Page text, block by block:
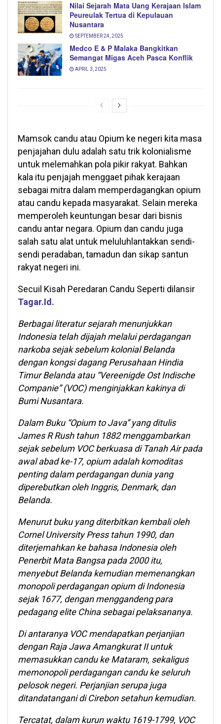
Nilai Sejarah Mata Uang Kerajaan Islam
Peureulak Tertua di Kepulauan
Nusantara
SEPTEMBER 24, 2025
Medco E & P Malaka Bangkitkan
Semangat Migas Aceh Pasca Konflik
APRIL 3, 2025
Mamsok candu atau Opium ke negeri kita masa
penjajahan dulu adalah satu trik kolonialisme
untuk melemahkan pola pikir rakyat. Bahkan
kala itu penjajah menggaet pihak kerajaan
sebagai mitra dalam memperdagangkan opium
atau candu kepada masyarakat. Selain mereka
memperoleh keuntungan besar dari bisnis
candu antar negara. Opium dan candu juga
salah satu alat untuk meluluhlantakkan sendi-
sendi peradaban, tamadun dan sikap santun
rakyat negeri ini.
Secuil Kisah Peredaran Candu Seperti dilansir
Tagar.Id.
Berbagai literatur sejarah menunjukkan
Indonesia telah dijajah melalui perdagangan
narkoba sejak sebelum kolonial Belanda
dengan kongsi dagang Perusahaan Hindia
Timur Belanda atau “Vereenigde Ost Indische
Companie” (VOC) menginjakkan kakinya di
Bumi Nusantara.
Dalam Buku “Opium to Java” yang ditulis
James R Rush tahun 1882 menggambarkan
sejak sebelum VOC berkuasa di Tanah Air pada
awal abad ke-17, opium adalah komoditas
penting dalam perdagangan dunia yang
diperebutkan oleh Inggris, Denmark, dan
Belanda.
Menurut buku yang diterbitkan kembali oleh
Cornel University Press tahun 1990, dan
diterjemahkan ke bahasa Indonesia oleh
Penerbit Mata Bangsa pada 2000 itu,
menyebut Belanda kemudian memenangkan
monopoli perdagangan opium di Indonesia
sejak 1677, dengan menggandeng para
pedagang elite China sebagai pelaksananya.
Di antaranya VOC mendapatkan perjanjian
dengan Raja Jawa Amangkurat II untuk
memasukkan candu ke Mataram, sekaligus
memonopoli perdagangan candu ke seluruh
pelosok negeri. Perjanjian serupa juga
ditandatangani di Cirebon setahun kemudian.
Tercatat, dalam kurun waktu 1619-1799, VOC